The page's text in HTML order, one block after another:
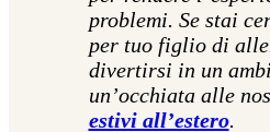
problemi. Se stai
per tuo figlio di
divertirsi in un
un’occhiata alle
estivi all’estero.